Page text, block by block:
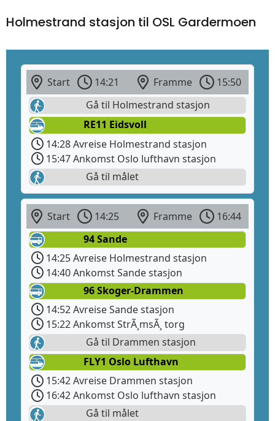
Holmestrand stasjon til OSL Gardermoen
Start 14:21 Framme
15:50
Gå til Holmestrand stasjon
RE11 Eidsvoll
14:28 Avreise Holmestrand stasjon
15:47 Ankomst Oslo lufthavn stasjon
Gå til målet
Start 14:25 Framme
16:44
94 Sande
14:25 Avreise Holmestrand stasjon
14:40 Ankomst Sande stasjon
96 Skoger-Drammen
14:52 Avreise Sande stasjon
15:22 Ankomst StrÃ¸msÃ¸ torg
Gå til Drammen stasjon
FLY1 Oslo Lufthavn
15:42 Avreise Drammen stasjon
16:42 Ankomst Oslo lufthavn stasjon
Gå til målet